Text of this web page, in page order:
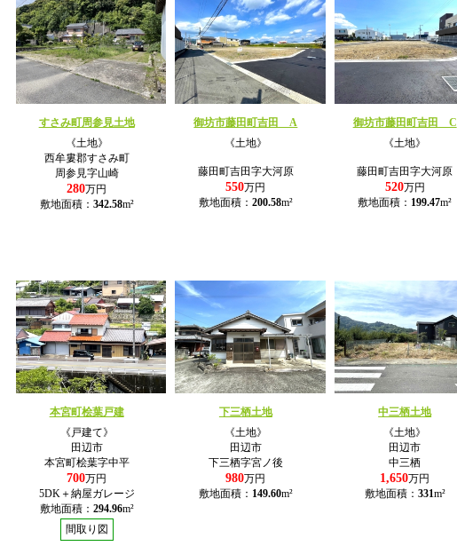
すさみ町周参見土地
《土地》
西牟婁郡すさみ町
周参見字山崎
280万円
敷地面積： 342.58m²
御坊市藤田町吉田 A
《土地》
藤田町吉田字大河原
550万円
敷地面積： 200.58m²
御坊市藤田町吉田 C
《土地》
藤田町吉田字大河原
520万円
敷地面積： 199.47m²
本宮町桧葉戸建
《戸建て》
田辺市
本宮町桧葉字中平
700万円
5DK＋納屋ガレージ
敷地面積： 294.96m²
間取り図
下三栖土地
《土地》
田辺市
下三栖字宮ノ後
980万円
敷地面積： 149.60m²
中三栖土地
《土地》
田辺市
中三栖
1,650万円
敷地面積： 331m²